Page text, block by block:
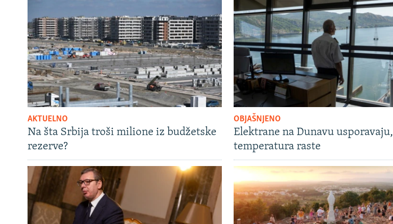
AKTUELNO
Na šta Srbija troši milione iz budžetske
rezerve?
OBJAŠNJENO
Elektrane na Dunavu usporavaju,
temperatura raste